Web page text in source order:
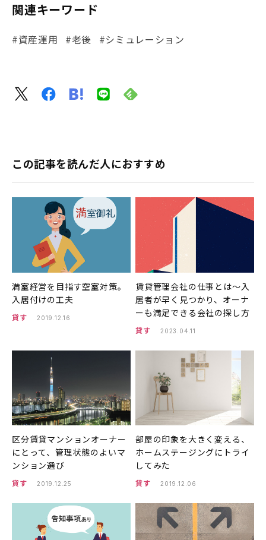
関連キーワード
#資産運用 #老後 #シミュレーション
この記事を読んだ人におすすめ
満室経営を目指す空室対策。
入居付けの工夫
貸す 2019.12.16
賃貸管理会社の仕事とは〜入
居者が早く見つかり、オーナ
ーも満足できる会社の探し方
貸す 2023.04.11
区分賃貸マンションオーナー
にとって、管理状態のよいマ
ンション選び
貸す 2019.12.25
部屋の印象を大きく変える、
ホームステージングにトライ
してみた
貸す 2019.12.06